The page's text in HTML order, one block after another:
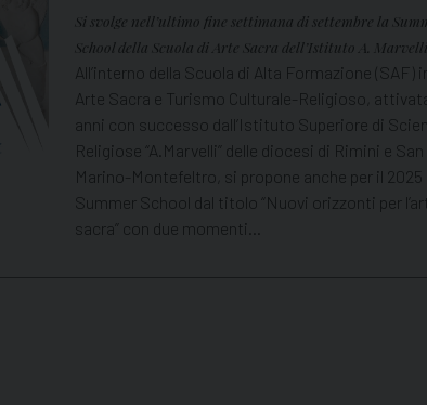
Si svolge nell’ultimo fine settimana di settembre la
School della Scuola di Arte Sacra dell’Istituto A. Marvelli
All’interno della Scuola di Alta Formazione (SAF)
Arte Sacra e Turismo Culturale-Religioso,
anni con successo dall’Istituto Superiore di
Religiose “A.Marvelli” delle diocesi di Rimini e San
Marino-Montefeltro, si propone anche per il 2025
Summer School dal titolo “Nuovi orizzonti per
sacra” con due momenti…